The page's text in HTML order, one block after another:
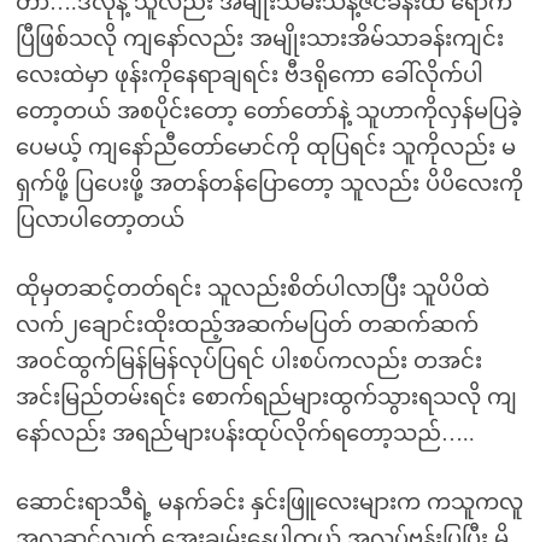
ပြီဖြစ်သလို ကျနော်လည်း အမျိုးသားအိမ်သာခန်းကျင်း
လေးထဲမှာ ဖုန်းကိုနေရာချရင်း ဗီဒရိုကော ခေါ်လိုက်ပါ
တော့တယ် အစပိုင်းတော့ တော်တော်နဲ့ သူဟာကိုလှန်မပြခဲ့
ပေမယ့် ကျနော်ညီတော်မောင်ကို ထုပြရင်း သူကိုလည်း မ
ရှက်ဖို့ ပြပေးဖို့ အတန်တန်ပြောတော့ သူလည်း ပိပိလေးကို
ပြလာပါတော့တယ်
ထိုမှတဆင့်တတ်ရင်း သူလည်းစိတ်ပါလာပြီး သူပိပိထဲ
လက်၂ချောင်းထိုးထည့်အဆက်မပြတ် တဆက်ဆက်
အဝင်ထွက်မြန်မြန်လုပ်ပြရင် ပါးစပ်ကလည်း တအင်း
အင်းမြည်တမ်းရင်း စောက်ရည်များထွက်သွားရသလို ကျ
နော်လည်း အရည်များပန်းထုပ်လိုက်ရတော့သည်…..
ဆောင်းရာသီရဲ့ မနက်ခင်း နှင်းဖြူလေးများက ကသူကလူ